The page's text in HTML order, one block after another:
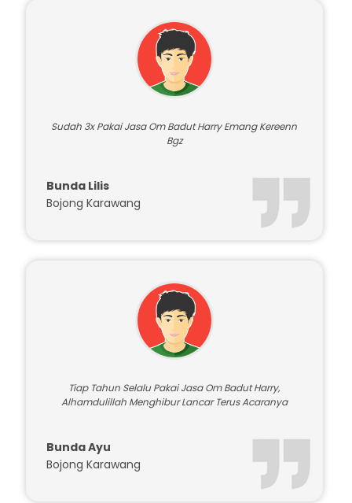
Testimoni Pelanggan
Sudah 3x Pakai Jasa Om Badut Harry Emang Kereenn
Bojong Karawang
Tiap Tahun Selalu Pakai Jasa Om Badut Harry,
Alhamdulillah Menghibur Lancar Terus Acaranya